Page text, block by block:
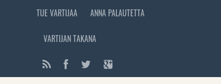
TUE VARTIJAA ANNA PALAUTETTA
VARTIJAN TAKANA